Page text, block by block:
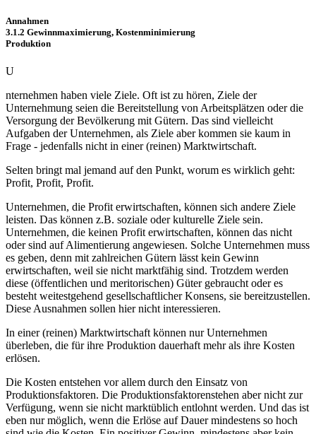
Annahmen
3.1.2 Gewinnmaximierung, Kostenminimierung
Produktion
U
nternehmen haben viele Ziele. Oft ist zu hören, Ziele der
Unternehmung seien die Bereitstellung von Arbeitsplätzen oder die
Versorgung der Bevölkerung mit Gütern. Das sind vielleicht
Aufgaben der Unternehmen, als Ziele aber kommen sie kaum in
Frage - jedenfalls nicht in einer (reinen) Marktwirtschaft.
Selten bringt mal jemand auf den Punkt, worum es wirklich geht:
Profit, Profit, Profit.
Unternehmen, die Profit erwirtschaften, können sich andere Ziele
leisten. Das können z.B. soziale oder kulturelle Ziele sein.
Unternehmen, die keinen Profit erwirtschaften, können das nicht
oder sind auf Alimentierung angewiesen. Solche Unternehmen muss
es geben, denn mit zahlreichen Gütern lässt kein Gewinn
erwirtschaften, weil sie nicht marktfähig sind. Trotzdem werden
diese (öffentlichen und meritorischen) Güter gebraucht oder es
besteht weitestgehend gesellschaftlicher Konsens, sie bereitzustellen.
Diese Ausnahmen sollen hier nicht interessieren.
In einer (reinen) Marktwirtschaft können nur Unternehmen
überleben, die für ihre Produktion dauerhaft mehr als ihre Kosten
erlösen.
Die Kosten entstehen vor allem durch den Einsatz von
Produktionsfaktoren. Die Produktionsfaktorenstehen aber nicht zur
Verfügung, wenn sie nicht marktüblich entlohnt werden. Und das ist
eben nur möglich, wenn die Erlöse auf Dauer mindestens so hoch